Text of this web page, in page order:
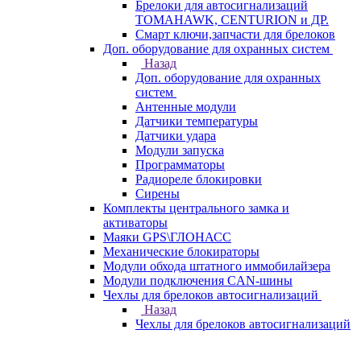
Брелоки для автосигнализаций
TOMAHAWK, CENTURION и ДР.
Смарт ключи,запчасти для брелоков
Доп. оборудование для охранных систем
Назад
Доп. оборудование для охранных
систем
Антенные модули
Датчики температуры
Датчики удара
Модули запуска
Программаторы
Радиореле блокировки
Сирены
Комплекты центрального замка и
активаторы
Маяки GPS\ГЛОНАСС
Механические блокираторы
Модули обхода штатного иммобилайзера
Модули подключения CAN-шины
Чехлы для брелоков автосигнализаций
Назад
Чехлы для брелоков автосигнализаций